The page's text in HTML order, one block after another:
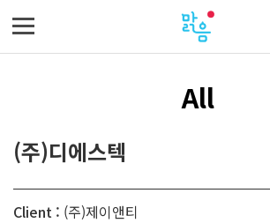
All
(주)디에스텍
Client : (주)제이앤티